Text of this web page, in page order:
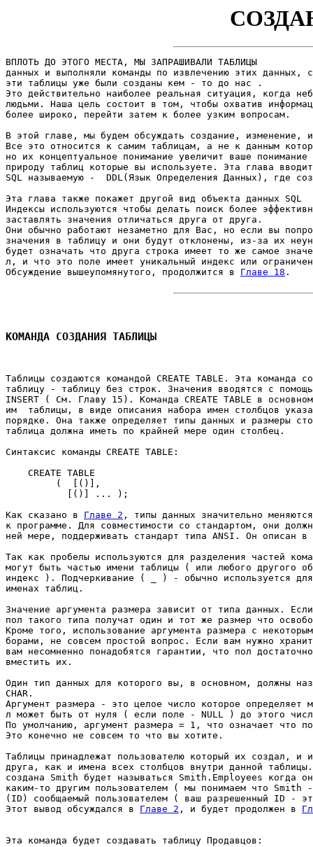
ВПЛОТЬ ДО ЭТОГО МЕСТА, МЫ ЗАПРАШИВАЛИ ТАБЛИЦЫ
данных и выполняли команды по извлечению этих данных,
эти таблицы уже были созданы кем - то до нас .
Это действительно наиболее реальная ситуация, когда
людьми. Наша цель состоит в том, чтобы охватив
более широко, перейти затем к более узким вопросам.
В этой главе, мы будем обсуждать создание, изменение,
Все это относится к самим таблицам, а не к данным
но их концептуальное понимание увеличит ваше
природу таблиц которые вы используете. Эта глава
SQL называемую -  DDL(Язык Определения Данных), где
Эта глава также покажет другой вид объекта данных
Индексы используются чтобы делать поиск более
заставлять значения отличаться друга от друга.
Они обычно работают незаметно для Вас, но если вы
значения в таблицу и они будут отклонены, из-за их
будет означать что друга строка имеет то же самое
л, и что это поле имеет уникальный индекс или
Обсуждение вышеупомянутого, продолжится в Главе 18 .
КОМАНДА СОЗДАНИЯ ТАБЛИЦЫ
Таблицы создаются командой CREATE TABLE. Эта команда
таблицу - таблицу без строк. Значения вводятся с
INSERT ( См. Главу 15). Команда CREATE TABLE в
им  таблицы, в виде описания набора имен столбцов
порядке. Она также определяет типы данных и размеры
таблица должна иметь по крайней мере один столбец.
Синтаксис команды CREATE TABLE:
    CREATE TABLE
         (
[( )],
[( )] ... );
Как сказано в Главе 2 , типы данных значительно
к программе. Для совместимости со стандартом, они
ней мере, поддерживать стандарт типа ANSI. Он описан в
Так как пробелы используются для разделения частей
могут быть частью имени таблицы ( или любого другого
индекс ). Подчеркивание ( _ ) - обычно используется
именах таблиц.
Значение аргумента размера зависит от типа данных.
пол такого типа получат один и тот же размер что
Кроме того, использование аргумента размера с
борами, не совсем простой вопрос. Если вам нужно
вам несомненно понадобятся гарантии, что пол
вместить их.
Один тип данных для которого вы, в основном, должны
CHAR.
Аргумент размера - это целое число которое
л может быть от нуля ( если поле - NULL ) до этого
По умолчанию, аргумент размера = 1, что означает что
Это конечно не совсем то что вы хотите.
Таблицы принадлежат пользователю который их создал, и
друга, как и имена всех столбцов внутри данной
создана Smith будет называться Smith.Employees когда
каким-то другим пользователем ( мы понимаем что
(ID) сообщаемый пользователем ( ваш разрешенный ID -
Этот вывод обсуждался в Главе 2 , и будет продолжен в
Эта команда будет создавать таблицу Продавцов: